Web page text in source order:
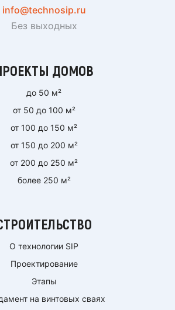
info@technosip.ru
Без выходных
ДОМОВ
до 50 м²
от 50 до 100 м²
от 100 до 150 м²
от 150 до 200 м²
от 200 до 250 м²
более 250 м²
О технологии SIP
Проектирование
Этапы
на винтовых сваях